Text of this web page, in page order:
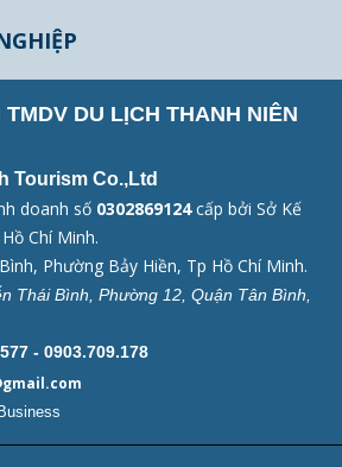
DU LỊCH THANH NIÊN
Tourism Co.,Ltd
doanh số 0302869124cấp bởi Sở Kế
Chí Minh.
Phường Bảy Hiền, Tp Hồ Chí Minh.
Thái Bình, Phường 12, Quận Tân Bình,
- 0903.709.178